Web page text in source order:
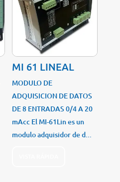
MI 61 LINEAL
MODULO DE
ADQUISICION DE DATOS
DE 8 ENTRADAS 0/4 A 20
mAcc El MI-61Lin es un
modulo adquisidor de d...